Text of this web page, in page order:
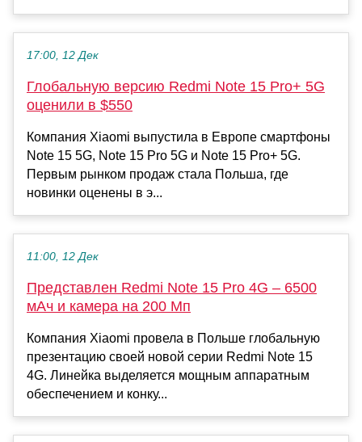
17:00, 12 Дек
Глобальную версию Redmi Note 15 Pro+ 5G
оценили в $550
Компания Xiaomi выпустила в Европе смартфоны
Note 15 5G, Note 15 Pro 5G и Note 15 Pro+ 5G.
Первым рынком продаж стала Польша, где
новинки оценены в э...
11:00, 12 Дек
Представлен Redmi Note 15 Pro 4G – 6500
мАч и камера на 200 Мп
Компания Xiaomi провела в Польше глобальную
презентацию своей новой серии Redmi Note 15
4G. Линейка выделяется мощным аппаратным
обеспечением и конку...